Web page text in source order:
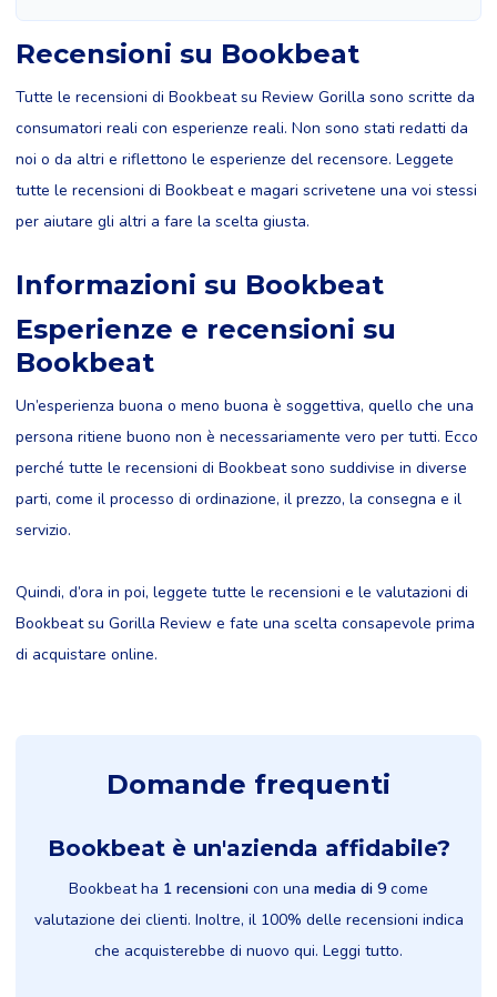
Recensioni su Bookbeat
Tutte le recensioni di Bookbeat su Review Gorilla sono scritte da
consumatori reali con esperienze reali. Non sono stati redatti da
noi o da altri e riflettono le esperienze del recensore. Leggete
tutte le recensioni di Bookbeat e magari scrivetene una voi stessi
per aiutare gli altri a fare la scelta giusta.
Informazioni su Bookbeat
Esperienze e recensioni su
Bookbeat
Un’esperienza buona o meno buona è soggettiva, quello che una
persona ritiene buono non è necessariamente vero per tutti. Ecco
perché tutte le recensioni di Bookbeat sono suddivise in diverse
parti, come il processo di ordinazione, il prezzo, la consegna e il
servizio.
Quindi, d’ora in poi, leggete tutte le recensioni e le valutazioni di
Bookbeat su Gorilla Review e fate una scelta consapevole prima
di acquistare online.
Domande frequenti
Bookbeat è un'azienda affidabile?
Bookbeat ha 1 recensioni con una media di 9 come
valutazione dei clienti. Inoltre, il 100% delle recensioni indica
che acquisterebbe di nuovo qui. Leggi tutto.